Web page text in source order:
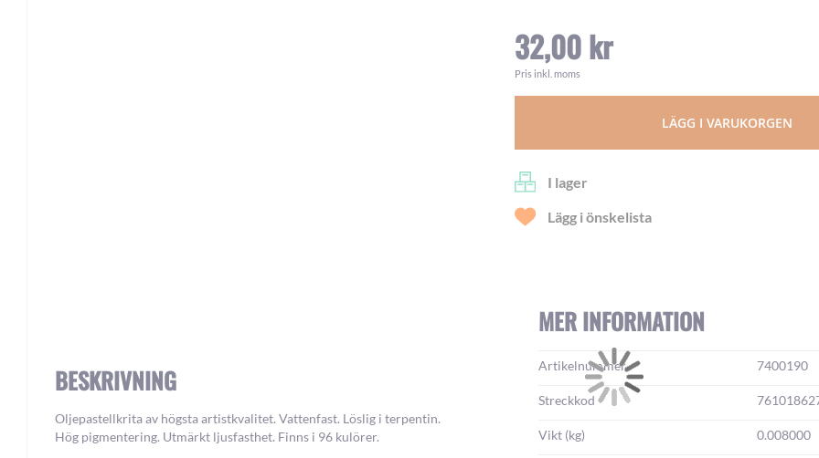
32,00 kr
Pris inkl. moms
LÄGG I VARUKORGEN
I lager
Lägg i önskelista
BESKRIVNING
Oljepastellkrita av högsta artistkvalitet. Vattenfast. Löslig i terpentin.
Hög pigmentering. Utmärkt ljusfasthet. Finns i 96 kulörer.
MER INFORMATION
Mer
information:
Artikelnummer 7400190
Streckkod
Vikt (kg) 0.008000